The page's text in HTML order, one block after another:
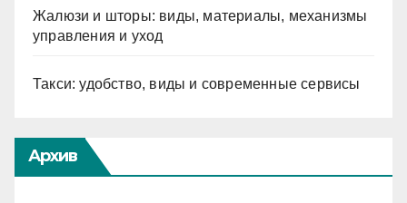
Жалюзи и шторы: виды, материалы, механизмы
управления и уход
Такси: удобство, виды и современные сервисы
Архив